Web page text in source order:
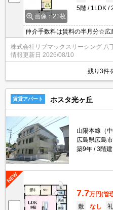
画像：21枚
5階
1LDK
仲介手数料は賃料の半月分☆
ありお買い物も便利☆不在時に
ス完備☆
株式会社リブマックスリーシング 八
情報更新日 2026/08/10
残り3件
賃貸アパート ホスタ光ヶ丘
山陽本線（
広島県広島
築9年
3階建
7.7万円(管
敷
なし 礼